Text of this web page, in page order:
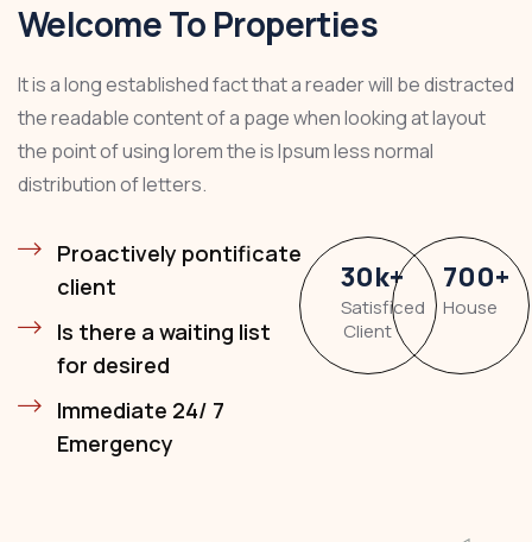
Welcome To Properties
It is a long established fact that a reader will be distracted
the readable content of a page when looking at layout
the point of using lorem the is Ipsum less normal
distribution of letters.
Proactively pontificate
client
Is there a waiting list
for desired
Immediate 24/ 7
Emergency
30k+
Satisficed
Client
700+
House